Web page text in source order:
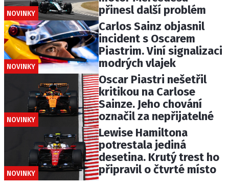
NOVINKY
přinesl další problém
NOVINKY
Carlos Sainz objasnil
incident s Oscarem
Piastrim. Viní signalizaci
modrých vlajek
NOVINKY
Oscar Piastri nešetřil
kritikou na Carlose
Sainze. Jeho chování
označil za nepřijatelné
NOVINKY
Lewise Hamiltona
potrestala jediná
desetina. Krutý trest ho
připravil o čtvrté místo